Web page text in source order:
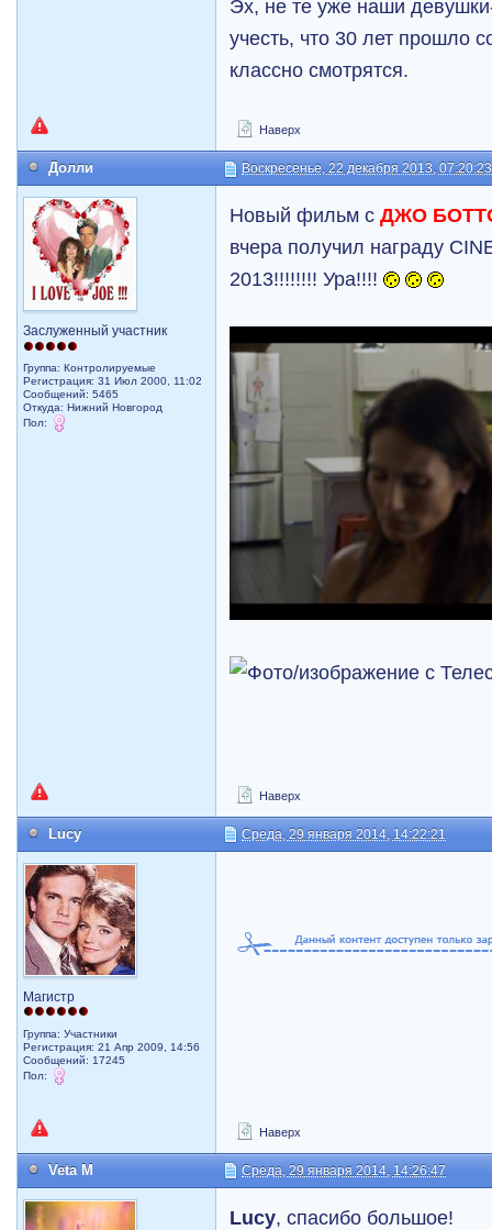
Эх, не те уже наши
учесть, что 30 лет прошло
классно смотрятся.
Наверх
Долли Воскресенье, 22 декабря 2013, 07:20:23
Заслуженный участник
Группа: Контролируемые
Регистрация: 31 Июл 2000, 11:02
Сообщений: 5465
Откуда: Нижний Новгород
Пол:
Новый фильм сДЖО
вчера получил награду
2013!!!!!!!! Ура!!!!
Наверх
Lucy Среда, 29 января 2014, 14:22:21
Магистр
Группа: Участники
Регистрация: 21 Апр 2009, 14:56
Сообщений: 17245
Пол:
Наверх
Veta M Среда, 29 января 2014, 14:26:47
Lucy, спасибо большое!